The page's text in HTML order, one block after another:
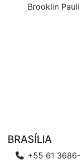
Brooklin
BRASÍLIA
+55 61